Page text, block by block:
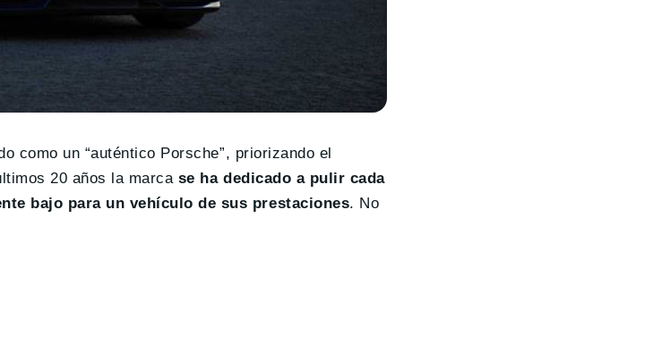
como un “auténtico Porsche”, priorizando el
20 años la marca se ha dedicado a pulir cada
bajo para un vehículo de sus prestaciones. No